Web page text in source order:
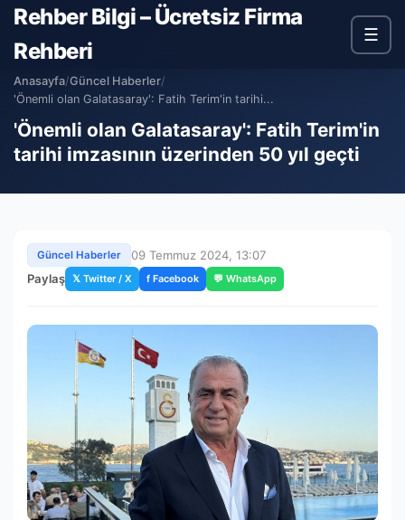
Rehber Bilgi – Ücretsiz Firma
Rehberi
☰
Anasayfa/Güncel Haberler/
'Önemli olan Galatasaray': Fatih Terim'in tarihi...
'Önemli olan Galatasaray': Fatih Terim'in
tarihi imzasının üzerinden 50 yıl geçti
Güncel Haberler
09 Temmuz 2024, 13:07
Paylaş 𝕏 Twitter / X f Facebook 💬 WhatsApp